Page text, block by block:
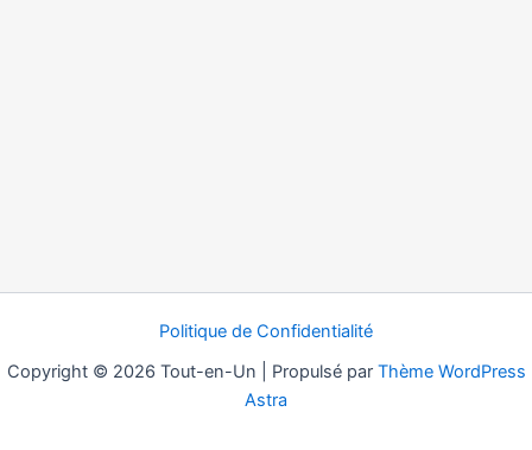
Politique de Confidentialité
Copyright © 2026 Tout-en-Un | Propulsé par Thème WordPress
Astra